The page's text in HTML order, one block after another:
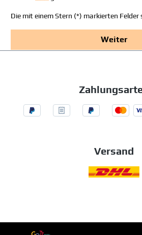
Die mit einem Stern (*) markierten
Weiter
Versand